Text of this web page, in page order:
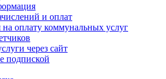
и оплат
оплату коммунальных услуг
через сайт
подпиской